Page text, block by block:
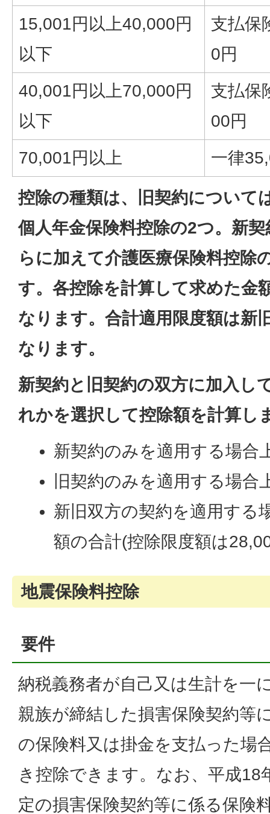
15,001円以上40,000円
以下
支払保
0円
40,001円以上70,000円
以下
支払保
00円
70,001円以上
一律
控除の種類は、旧契約について
個人年金保険料控除の2つ。新
らに加えて介護医療保険料控除
す。各控除を計算して求めた金
なります。合計適用限度額は新
なります。
新契約と旧契約の双方に加入し
れかを選択して控除額を計算し
新契約のみを適用する場合
旧契約のみを適用する場合
新旧双方の契約を適用する
額の合計(控除限度額は
地震保険料控除
要件
納税義務者が自己又は生計を一
親族が締結した損害保険契約等
の保険料又は掛金を支払った場
き控除できます。なお、平成18
定の損害保険契約等に係る保険